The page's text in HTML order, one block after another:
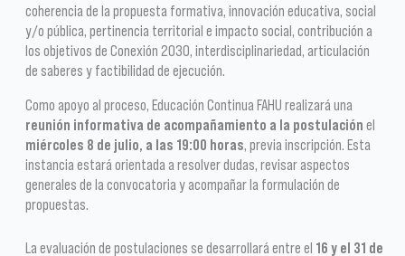
coherencia de la propuesta formativa, innovación educativa, social
y/o pública, pertinencia territorial e impacto social, contribución a
los objetivos de Conexión 2030, interdisciplinariedad, articulación
de saberes y factibilidad de ejecución.
Como apoyo al proceso, Educación Continua FAHU realizará una
reunión informativa de acompañamiento a la postulación el
miércoles 8 de julio, a las 19:00 horas, previa inscripción. Esta
instancia estará orientada a resolver dudas, revisar aspectos
generales de la convocatoria y acompañar la formulación de
propuestas.
La evaluación de postulaciones se desarrollará entre el 16 y el 31 de